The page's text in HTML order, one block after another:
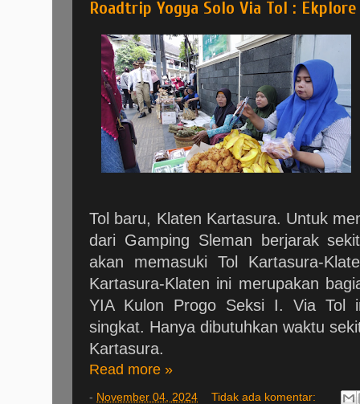
Roadtrip Yogya Solo Via Tol : Ekplore
Tol baru, Klaten Kartasura. Untuk
dari Gamping Sleman berjarak
akan memasuki Tol Kartasura-
Kartasura-Klaten ini merupakan
YIA Kulon Progo Seksi I. Via Tol
singkat. Hanya dibutuhkan waktu
Kartasura.
Read more »
- November 04, 2024 Tidak ada komentar: